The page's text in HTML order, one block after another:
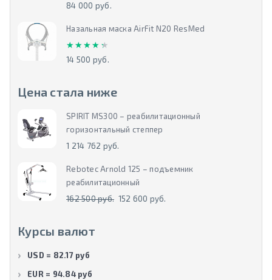
84 000 руб.
Назальная маска AirFit N20 ResMed
★★★★★
★★★★★
14 500 руб.
Цена стала ниже
SPIRIT MS300 – реабилитационный
горизонтальный степпер
1 214 762 руб.
Rebotec Arnold 125 – подъемник
реабилитационный
162 500 руб. 152 600 руб.
Курсы валют
USD = 82.17 руб
EUR = 94.84 руб